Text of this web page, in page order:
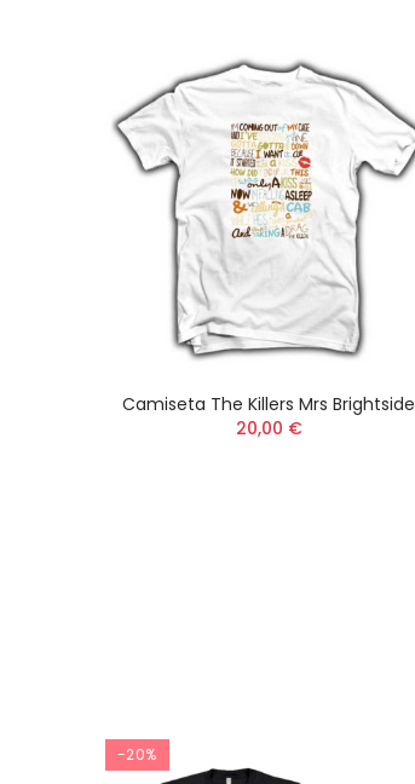
Camiseta The Killers Mrs Brightside
20,00 €
-20%